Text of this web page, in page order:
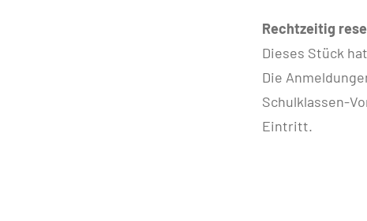
Rechtzeitig
Dieses Stück
Die
Schulklassen-
Eintritt.